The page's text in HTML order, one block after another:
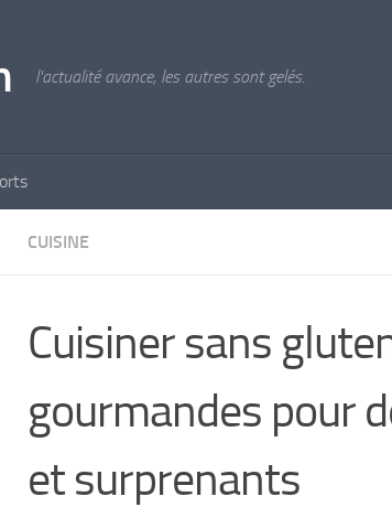
l'actualité avance, les autres sont gelés.
CUISINE
Cuisiner sans
gourmandes pour
et surprenants